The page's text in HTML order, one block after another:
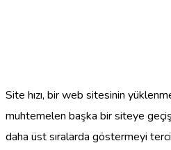
Site hızı, bir web sitesinin
muhtemelen başka bir siteye geçiş
daha üst sıralarda göstermeyi